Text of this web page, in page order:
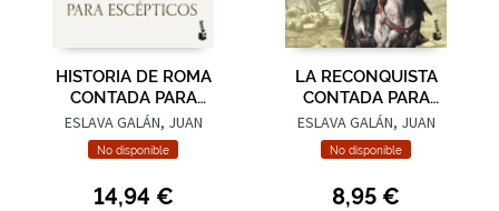
HISTORIA DE ROMA
CONTADA PARA
ESCÉPTICOS
ESLAVA GALÁN, JUAN
No disponible
14,94 €
LA RECONQUISTA
CONTADA PARA
ESCÉPTICOS
ESLAVA GALÁN, JUAN
No disponible
8,95 €